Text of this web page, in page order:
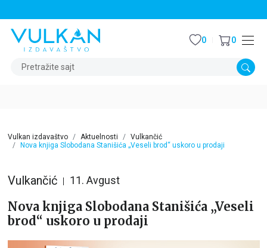
Pretražite sajt
0 0
Vulkan izdavaštvo Aktuelnosti
Vulkančić
Nova knjiga Slobodana Stanišića „Veseli brod“ uskoro u prodaji
Vulkančić 11. Avgust
Nova knjiga Slobodana Stanišića „Veseli
brod“ uskoro u prodaji